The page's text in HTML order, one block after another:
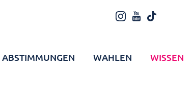
ABSTIMMUNGEN WAHLEN WISSEN